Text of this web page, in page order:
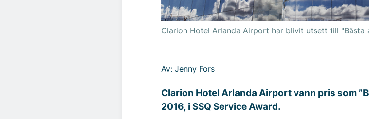
Clarion Hotel Arlanda Airport har blivit utsett till "Bästa
Av: Jenny Fors
Clarion Hotel Arlanda Airport vann pris som
2016, i SSQ Service Award.